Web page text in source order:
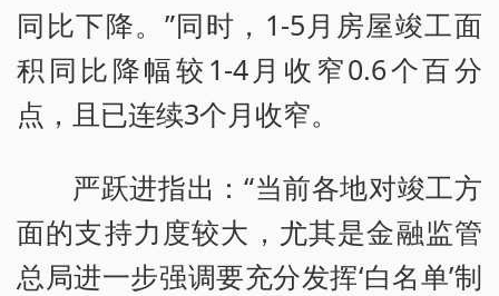
同比下降。”同时，1-5月房屋竣工面
积同比降幅较1-4月收窄0.6个百分
点，且已连续3个月收窄。
严跃进指出：“当前各地对竣工方
面的支持力度较大，尤其是金融监管
总局进一步强调要充分发挥‘白名单’制